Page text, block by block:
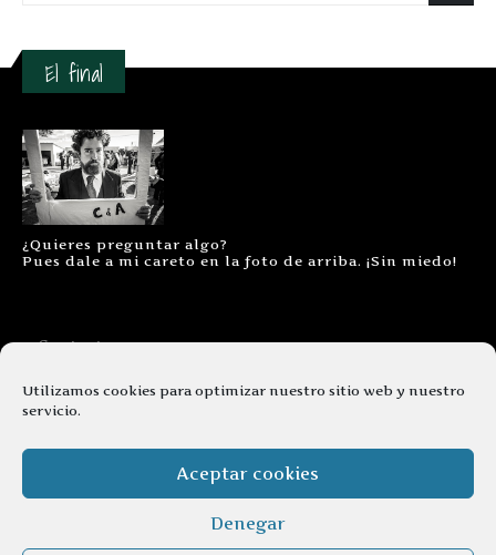
Utilizamos cookies para optimizar nuestro sitio web y nuestro
servicio.
Aceptar cookies
Denegar
El final
¿Quieres preguntar algo?
Pues dale a mi careto en la foto de arriba. ¡Sin miedo!
Contacto
Aviso legal